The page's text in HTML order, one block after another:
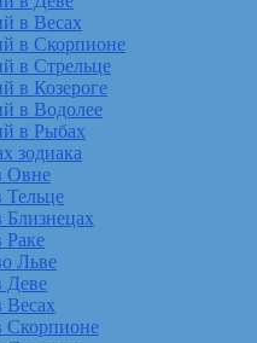
в Весах
в Скорпионе
в Стрельце
в Козероге
в Водолее
в Рыбах
зодиака
Овне
Тельце
Близнецах
Раке
Льве
Деве
Весах
Скорпионе